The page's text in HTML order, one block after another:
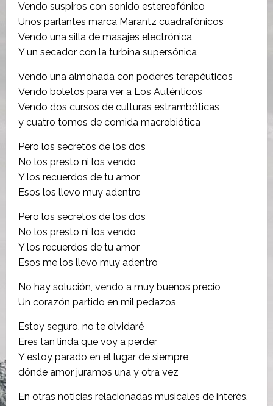
Vendo suspiros con sonido estereofónico
Unos parlantes marca Marantz cuadrafónicos
Vendo una silla de masajes electrónica
Y un secador con la turbina supersónica
Vendo una almohada con poderes terapéuticos
Vendo boletos para ver a Los Auténticos
Vendo dos cursos de culturas estrambóticas
y cuatro tomos de comida macrobiótica
Pero los secretos de los dos
No los presto ni los vendo
Y los recuerdos de tu amor
Esos los llevo muy adentro
Pero los secretos de los dos
No los presto ni los vendo
Y los recuerdos de tu amor
Esos me los llevo muy adentro
No hay solución, vendo a muy buenos precio
Un corazón partido en mil pedazos
Estoy seguro, no te olvidaré
Eres tan linda que voy a perder
Y estoy parado en el lugar de siempre
dónde amor juramos una y otra vez
En otras noticias relacionadas musicales de interés,